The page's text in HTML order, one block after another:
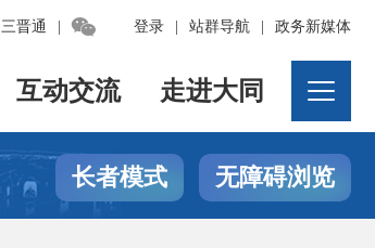
登录 站群导航 政务新媒体
三晋通 
互动交流 走进大同
长者模式 无障碍浏览